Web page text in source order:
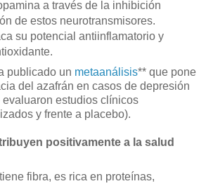
a través de la inhibición
de estos neurotransmisores.
su potencial antiinflamatorio y
publicado un metaanálisis** que pone
del azafrán en casos de depresión
evaluaron estudios clínicos
y frente a placebo).
positivamente a la salud
fibra, es rica en proteínas,